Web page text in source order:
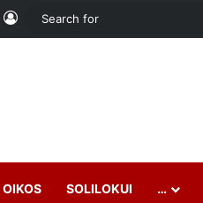
Log In
OIKOS SOLILOKUI …